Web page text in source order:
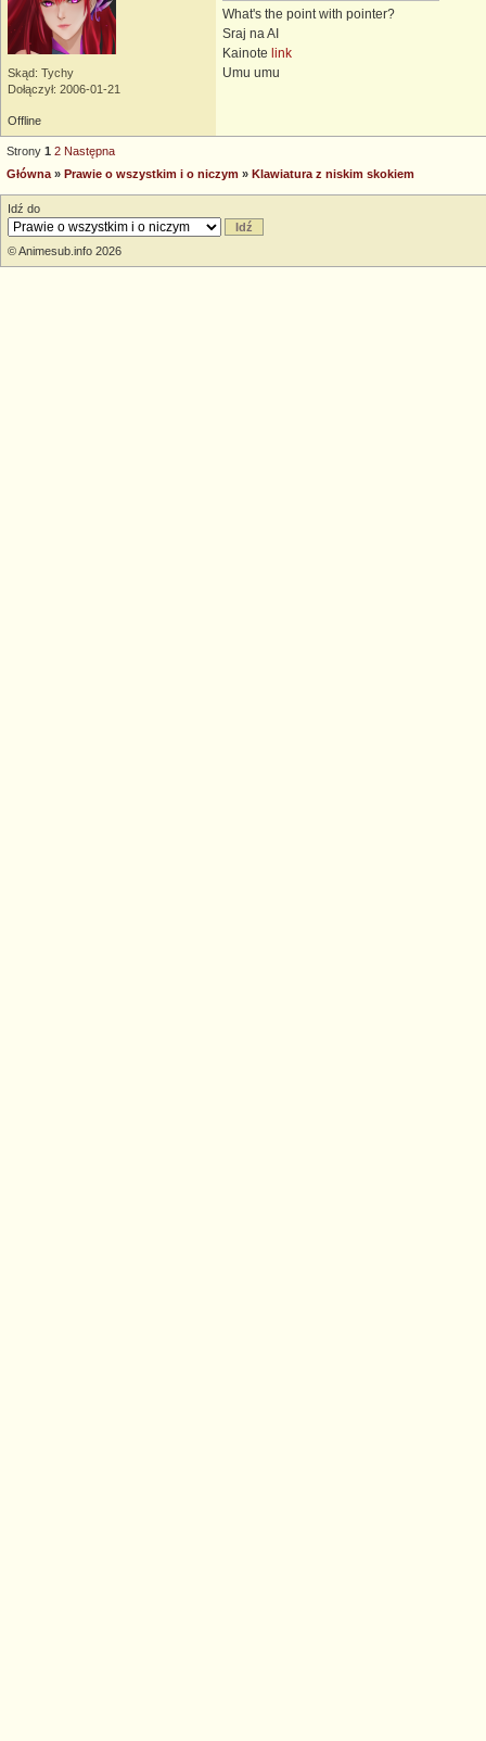
Skąd: Tychy
Dołączył: 2006-01-21
What's the point with pointer?
Sraj na AI
Kainote link
Umu umu
Offline
Strony 1 2 Następna
Główna » Prawie o wszystkim i o niczym » Klawiatura z niskim skokiem
Idź do
© Animesub.info 2026